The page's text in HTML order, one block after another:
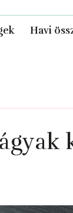
Havi